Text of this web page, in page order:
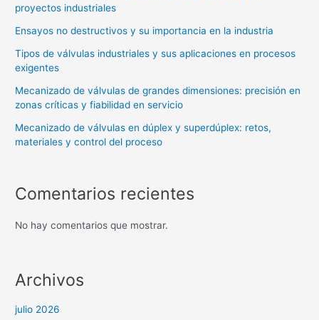
proyectos industriales
Ensayos no destructivos y su importancia en la industria
Tipos de válvulas industriales y sus aplicaciones en procesos
exigentes
Mecanizado de válvulas de grandes dimensiones: precisión en
zonas críticas y fiabilidad en servicio
Mecanizado de válvulas en dúplex y superdúplex: retos,
materiales y control del proceso
Comentarios recientes
No hay comentarios que mostrar.
Archivos
julio 2026